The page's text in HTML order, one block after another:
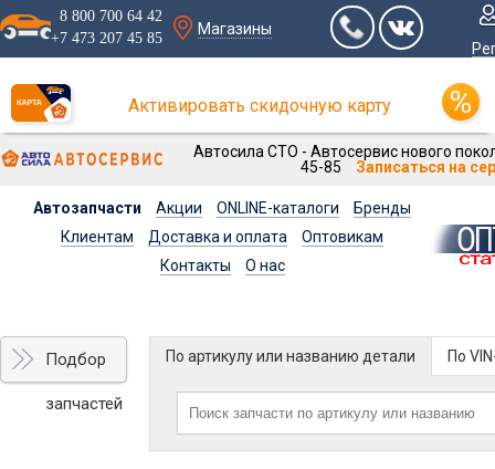
8 800 700 64 42
+7 473 207 45 85
Магазины
Активировать скидочную карту
Автосила СТО - Автосервис нового
45-85
Записаться на
Автозапчасти Акции ONLINE-каталоги
Бренды
Клиентам
Доставка и оплата
Оптовикам
Контакты
О нас
Подбор
запчастей
По артикулу или названию детали По